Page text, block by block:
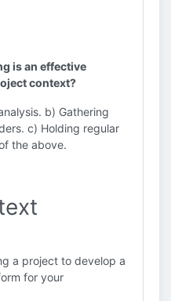
is an effective
context?
b) Gathering
c) Holding regular
the above.
a project to develop a
for your